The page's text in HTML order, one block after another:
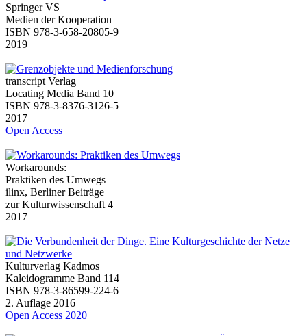
Springer VS
Medien der Kooperation
ISBN 978-3-658-20805-9
2019
transcript Verlag
Locating Media Band 10
ISBN 978-3-8376-3126-5
2017
Open Access
Workarounds:
Praktiken des Umwegs
ilinx, Berliner Beiträge
zur Kulturwissenschaft 4
2017
Kulturverlag Kadmos
Kaleidogramme Band 114
ISBN 978-3-86599-224-6
2. Auflage 2016
Open Access 2020